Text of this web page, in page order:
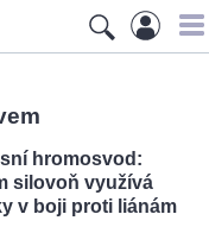
hromosvod:
silovoň využívá
v boji proti liánám